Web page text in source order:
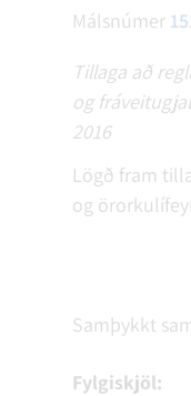
Málsnúmer
Tillaga að
og
2016
Lögð fram
og
Samþykkt
Fylgiskjöl: